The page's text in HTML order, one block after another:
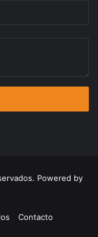
Powered by
Contacto